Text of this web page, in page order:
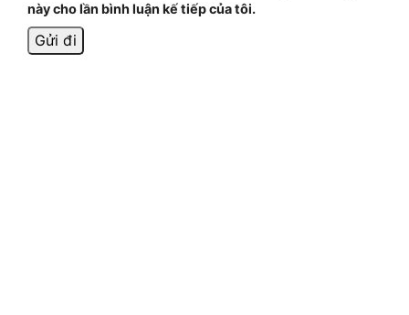
này cho lần bình luận kế tiếp của tôi.